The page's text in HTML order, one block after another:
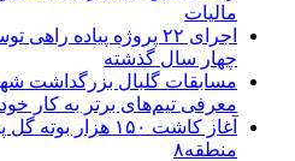
مالیات
چهار سال گذشته
مسابقات گلبال بزرگداشت
معرفی تیم‌های برتر به کار خود
آغاز کاشت ۱۵۰
منطقه۸